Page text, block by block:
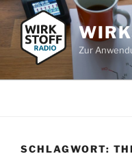
Zum
Inhalt
springen
Zur
SCHLAGWORT: